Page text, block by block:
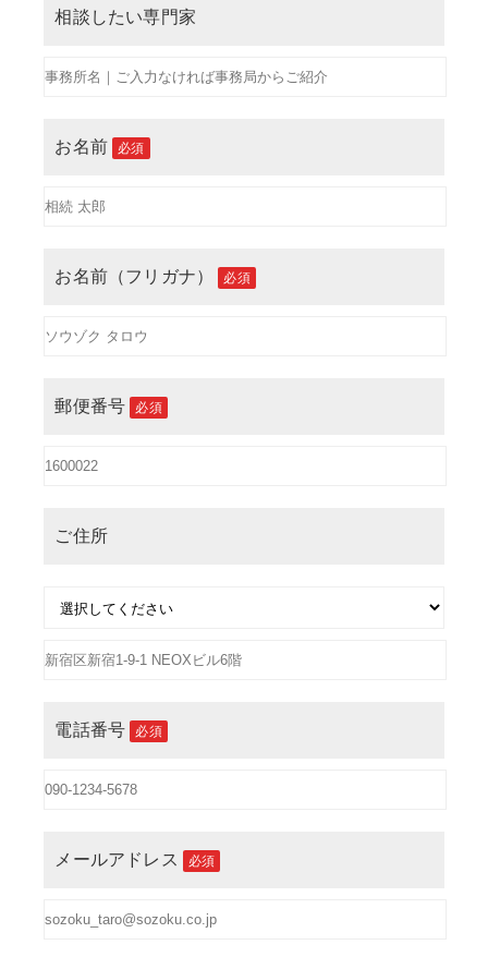
相談したい専門家
お名前 必須
お名前（フリガナ） 必須
郵便番号 必須
ご住所
電話番号 必須
メールアドレス 必須